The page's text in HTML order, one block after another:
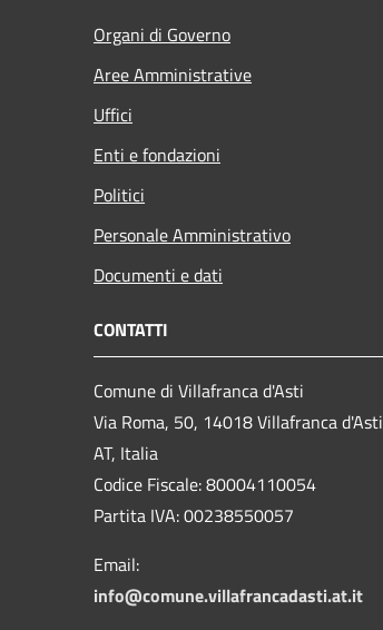
Organi di Governo
Aree Amministrative
Uffici
Enti e fondazioni
Politici
Personale Amministrativo
Documenti e dati
CONTATTI
Comune di Villafranca d'Asti
Via Roma, 50, 14018 Villafranca d'Asti
AT, Italia
Codice Fiscale: 80004110054
Partita IVA: 00238550057
Email:
info@comune.villafrancadasti.at.it